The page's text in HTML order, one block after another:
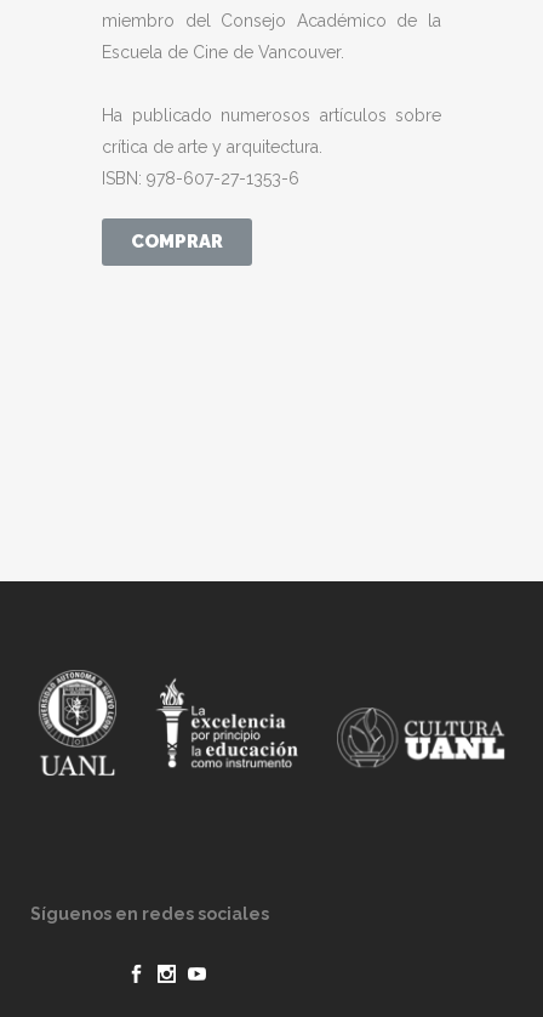
miembro del Consejo Académico de la
Escuela de Cine de Vancouver.
Ha publicado numerosos artículos sobre
crítica de arte y arquitectura.
ISBN: 978-607-27-1353-6
COMPRAR
Síguenos en redes sociales